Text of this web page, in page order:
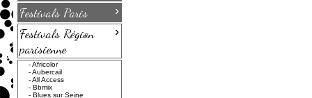
Festivals Paris ›
Festivals Région
parisienne
›
-Africolor
-Aubercail
-All Access
- Bbmix
- Blues sur Seine